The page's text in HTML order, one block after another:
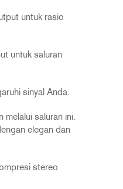
untuk rasio
untuk saluran
sinyal Anda.
melalui saluran ini.
elegan dan
stereo